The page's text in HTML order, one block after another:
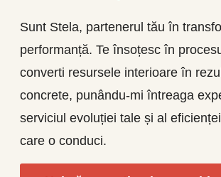
Sunt Stela, partenerul tău în
performanță. Te însoțesc în
converti resursele interioare în
concrete, punându-mi întreaga
serviciul evoluției tale și al
care o conduci.